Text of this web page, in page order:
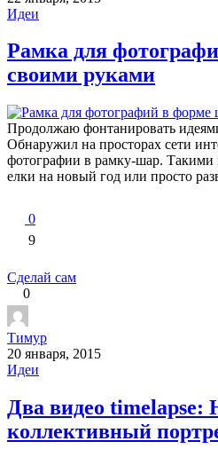
Идеи
Рамка для
своими руками
Продолжаю фонтанировать
Обнаружил на просторах сети
фотографии в рамку-шар.
елки на новый год или просто
0
9
Сделай сам
0
Тимур
20 января, 2015
Идеи
Два видео
коллективный